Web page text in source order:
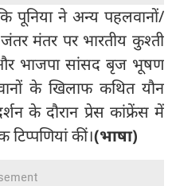
पूनिया ने अन्य पहलवानों/
मंतर पर भारतीय कुश्ती
भाजपा सांसद बृज भूषण
के खिलाफ कथित यौन
के दौरान प्रेस कांफ्रेंस में
कीं।(भाषा)